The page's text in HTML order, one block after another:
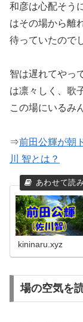
和彦は心配そう
はその場から離
待っていたので
智は遅れてやっ
は凛々しく、歌
この場にいるみ
⇒前田公輝が朝
川 智とは？
kininaru.xyz
場の空気を